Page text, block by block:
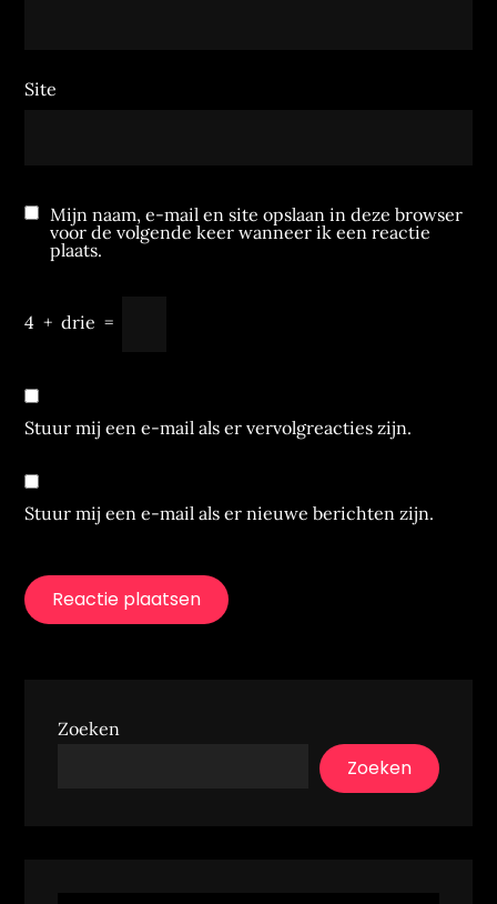
Site
Mijn naam, e-mail en site opslaan in deze browser
voor de volgende keer wanneer ik een reactie
plaats.
4 + drie =
Stuur mij een e-mail als er vervolgreacties zijn.
Stuur mij een e-mail als er nieuwe berichten zijn.
Zoeken
Zoeken